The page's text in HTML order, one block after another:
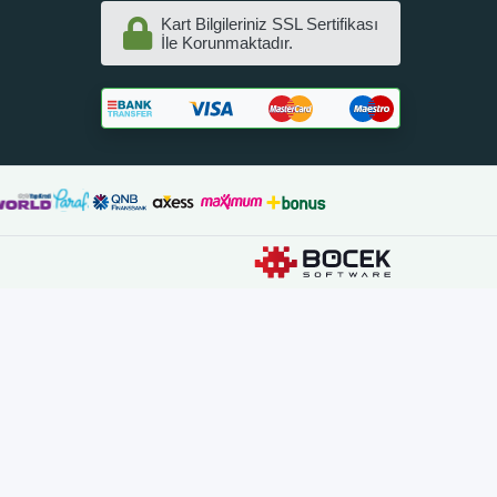
Kart Bilgileriniz SSL Sertifikası
İle Korunmaktadır.